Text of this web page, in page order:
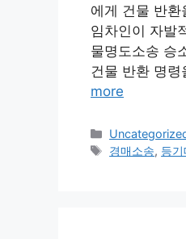
에게 건물 반
임차인이 자발
물명도소송 승
건물 반환 명
more
Categories
Tags
경매소송, 등기